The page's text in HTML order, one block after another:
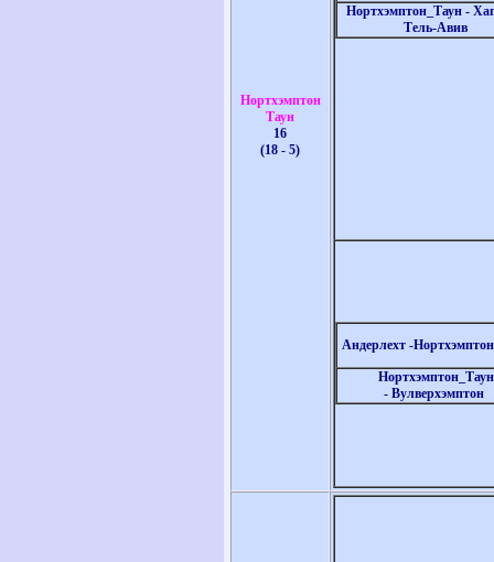
Нортхэмптон
Таун
16
(18 - 5)
Нортхэмптон_Таун -
Тель-Авив
Андерлехт -
Нортхэмптон_Таун
- Вулверхэмптон